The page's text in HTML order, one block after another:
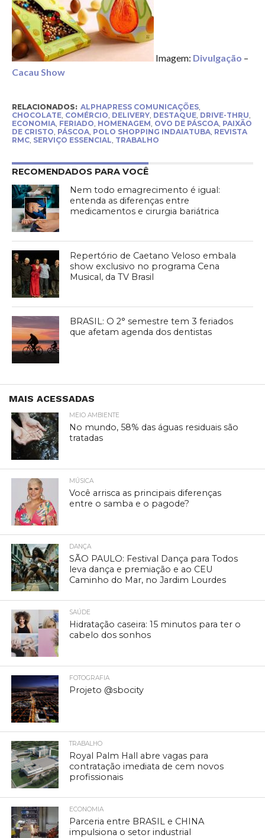
Imagem: Divulgação –
Cacau Show
RELACIONADOS: ALPHAPRESS COMUNICAÇÕES,
CHOCOLATE, COMÉRCIO DELIVERY, DESTAQUE, DRIVE-THRU
ECONOMIA, FERIADO HOMENAGEM OVO DE PÁSCOA, PAIXÃO
DE CRISTO PÁSCOA, POLO SHOPPING INDAIATUBA, REVISTA
RMC, SERVIÇO ESSENCIAL TRABALHO
RECOMENDADOS PARA VOCÊ
Nem todo emagrecimento é igual:
entenda as diferenças entre
medicamentos e cirurgia bariátrica
Repertório de Caetano Veloso embala
show exclusivo no programa Cena
Musical, da TV Brasil
BRASIL: O 2° semestre tem 3 feriados
que afetam agenda dos dentistas
MAIS ACESSADAS
MEIO AMBIENTE
No mundo, 58% das águas residuais são
tratadas
MÚSICA
Você arrisca as principais diferenças
entre o samba e o pagode?
DANÇA
SÃO PAULO: Festival Dança para Todos
leva dança e premiação e ao CEU
Caminho do Mar, no Jardim Lourdes
SAÚDE
Hidratação caseira: 15 minutos para ter o
cabelo dos sonhos
FOTOGRAFIA
Projeto @sbocity
TRABALHO
Royal Palm Hall abre vagas para
contratação imediata de cem novos
profissionais
ECONOMIA
Parceria entre BRASIL e CHINA
impulsiona o setor industrial